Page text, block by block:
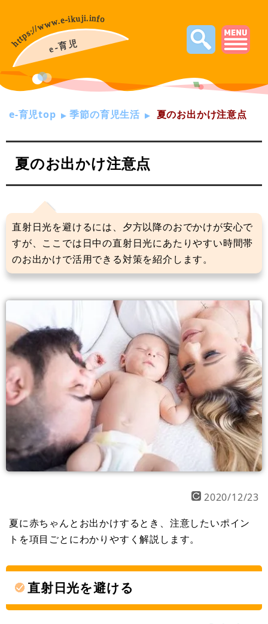
e-育児top 季節の育児生活 夏のお出かけ注意点
夏のお出かけ注意点
直射日光を避けるには、夕方以降のおでかけが安心で
すが、ここでは日中の直射日光にあたりやすい時間帯
のお出かけで活用できる対策を紹介します。
2020/12/23
夏に赤ちゃんとお出かけするとき、注意したいポイン
トを項目ごとにわかりやすく解説します。
直射日光を避ける